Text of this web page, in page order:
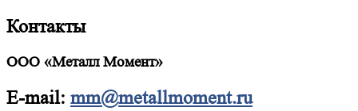
Контакты
ООО «Металл Момент»
E-mail: mm@metallmoment.ru